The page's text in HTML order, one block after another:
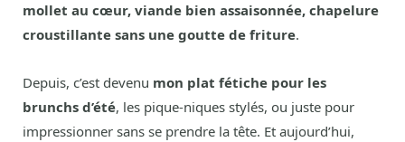
mollet au cœur, viande bien assaisonnée, chapelure
croustillante sans une goutte de friture.
Depuis, c’est devenu mon plat fétiche pour les
brunchs d’été, les pique-niques stylés, ou juste pour
impressionner sans se prendre la tête. Et aujourd’hui,